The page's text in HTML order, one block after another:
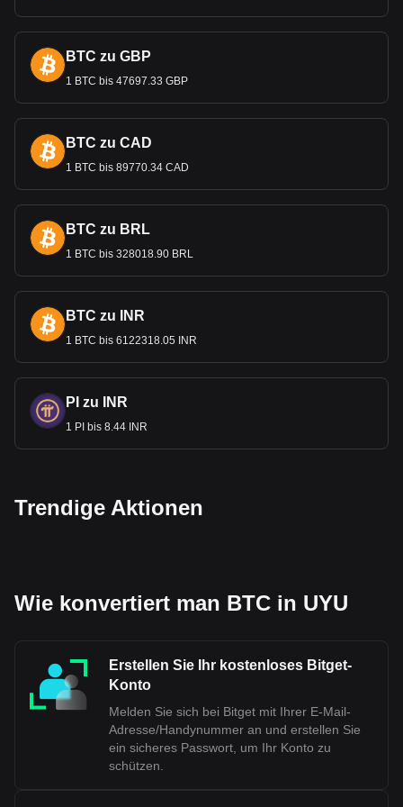
BTC zu GBP
1 BTC bis 47697.33 GBP
BTC zu CAD
1 BTC bis 89770.34 CAD
BTC zu BRL
1 BTC bis 328018.90 BRL
BTC zu INR
1 BTC bis 6122318.05 INR
PI zu INR
1 PI bis 8.44 INR
Trendige Aktionen
Wie konvertiert man BTC in UYU
Erstellen Sie Ihr kostenloses Bitget-
Konto
Melden Sie sich bei Bitget mit Ihrer E-Mail-
Adresse/Handynummer an und erstellen Sie
ein sicheres Passwort, um Ihr Konto zu
schützen.